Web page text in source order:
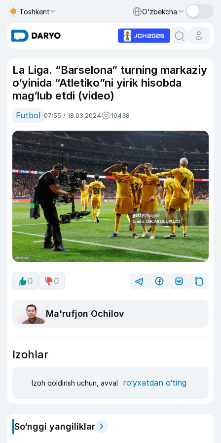
Toshkent O‘zbekcha
La Liga. “Barselona” turning markaziy
o‘yinida “Atletiko”ni yirik hisobda
mag‘lub etdi (video)
Futbol 07:55 / 18.03.2024 10438
0 0
Ma'rufjon Ochilov
Izohlar
Izoh qoldirish uchun, avval ro‘yxatdan o‘ting
So‘nggi yangiliklar